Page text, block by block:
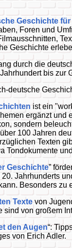
Geschichte
Foren und
Geschichte
durch die
bis zur
deutsche
ist ein
ergänzt und
sondern
100 Jahren
Texten
Tondokumente
Geschichte”
Jahrhunderts
Besonders zu
Texte von
sind von großem
den Augen“:
von Erich Adler.